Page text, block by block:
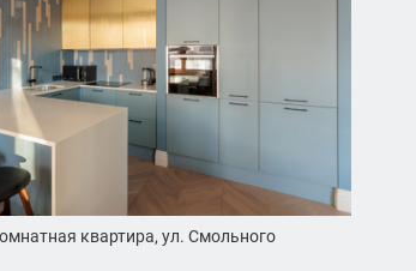
квартира, ул. Смольного